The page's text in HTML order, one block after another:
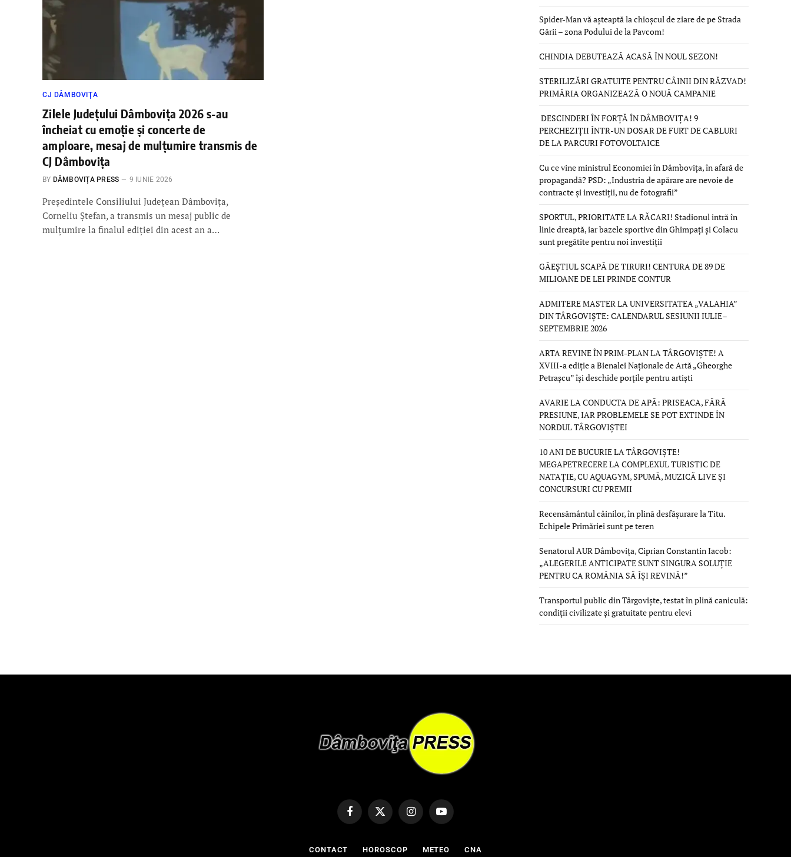
CJ DÂMBOVIŢA
Zilele Județului Dâmbovița 2026 s-au
încheiat cu emoție și concerte de
amploare, mesaj de mulțumire transmis de
CJ Dâmbovița
BY DÂMBOVIŢA PRESS 9 IUNIE 2026
Președintele Consiliului Județean Dâmbovița,
Corneliu Ștefan, a transmis un mesaj public de
mulțumire la finalul ediției din acest an a…
Spider-Man vă așteaptă la chioșcul de ziare de pe Strada
Gării – zona Podului de la Pavcom!
CHINDIA DEBUTEAZĂ ACASĂ ÎN NOUL SEZON!
STERILIZĂRI GRATUITE PENTRU CÂINII DIN RĂZVAD!
PRIMĂRIA ORGANIZEAZĂ O NOUĂ CAMPANIE
DESCINDERI ÎN FORȚĂ ÎN DÂMBOVIȚA! 9
PERCHEZIȚII ÎNTR-UN DOSAR DE FURT DE CABLURI
DE LA PARCURI FOTOVOLTAICE
Cu ce vine ministrul Economiei în Dâmbovița, în afară de
propagandă? PSD: „Industria de apărare are nevoie de
contracte și investiții, nu de fotografii”
SPORTUL, PRIORITATE LA RĂCARI! Stadionul intră în
linie dreaptă, iar bazele sportive din Ghimpați și Colacu
sunt pregătite pentru noi investiții
GĂEȘTIUL SCAPĂ DE TIRURI! CENTURA DE 89 DE
MILIOANE DE LEI PRINDE CONTUR
ADMITERE MASTER LA UNIVERSITATEA „VALAHIA”
DIN TÂRGOVIȘTE: CALENDARUL SESIUNII IULIE–
SEPTEMBRIE 2026
ARTA REVINE ÎN PRIM-PLAN LA TÂRGOVIȘTE! A
XVIII-a ediție a Bienalei Naționale de Artă „Gheorghe
Petrașcu” își deschide porțile pentru artiști
AVARIE LA CONDUCTA DE APĂ: PRISEACA, FĂRĂ
PRESIUNE, IAR PROBLEMELE SE POT EXTINDE ÎN
NORDUL TÂRGOVIȘTEI
10 ANI DE BUCURIE LA TÂRGOVIȘTE!
MEGAPETRECERE LA COMPLEXUL TURISTIC DE
NATAȚIE, CU AQUAGYM, SPUMĂ, MUZICĂ LIVE ȘI
CONCURSURI CU PREMII
Recensământul câinilor, în plină desfășurare la Titu.
Echipele Primăriei sunt pe teren
Senatorul AUR Dâmbovița, Ciprian Constantin Iacob:
„ALEGERILE ANTICIPATE SUNT SINGURA SOLUȚIE
PENTRU CA ROMÂNIA SĂ ÎȘI REVINĂ!”
Transportul public din Târgoviște, testat în plină caniculă:
condiții civilizate și gratuitate pentru elevi
FacebookX
(Twitter)
InstagramYouTube
CONTACT HOROSCOP METEO CNA